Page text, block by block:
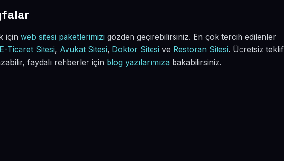
için web sitesi paketlerimizi gözden geçirebilirsiniz. En çok tercih edilenler
E-Ticaret Sitesi, Avukat Sitesi, Doktor Sitesi ve Restoran Sitesi. Ücretsiz teklif
faydalı rehberler için blog yazılarımıza bakabilirsiniz.